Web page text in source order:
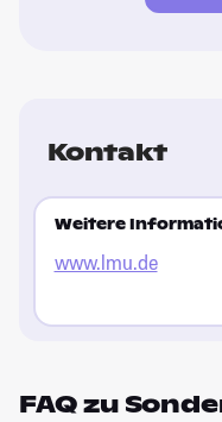
Kontakt
Weitere
www.lmu.de
FAQ zu